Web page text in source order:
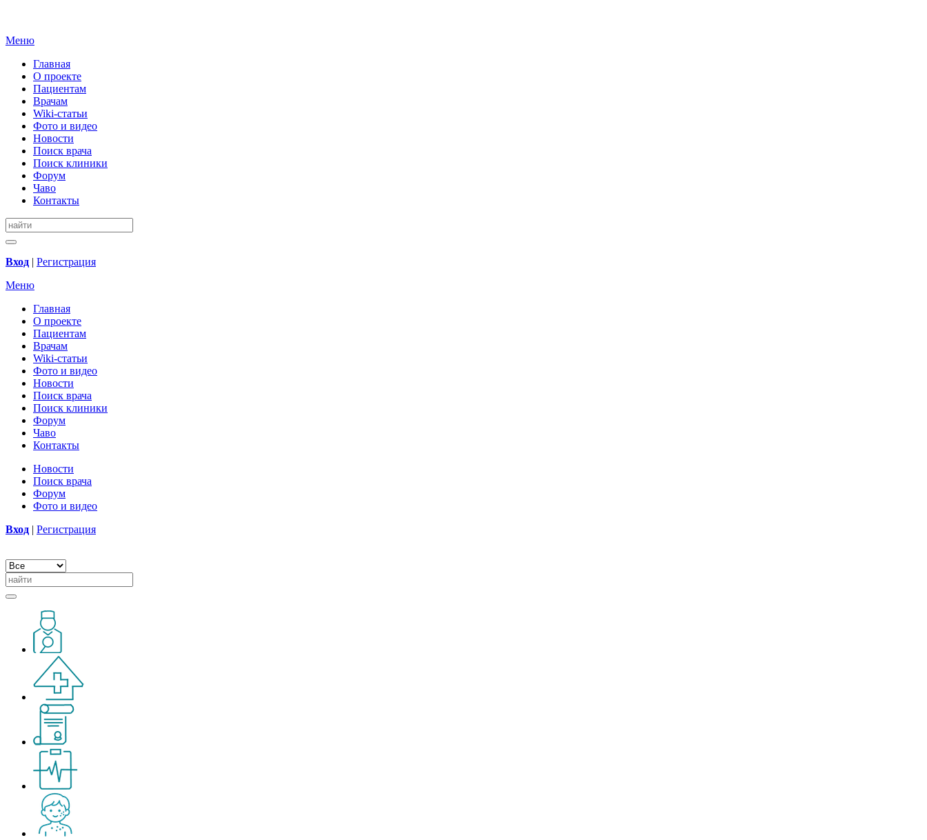
Меню
Главная
О проекте
Пациентам
Врачам
Wiki-статьи
Фото и видео
Новости
Поиск врача
Поиск клиники
Форум
Чаво
Контакты
Вход | Регистрация
Меню
Главная
О проекте
Пациентам
Врачам
Wiki-статьи
Фото и видео
Новости
Поиск врача
Поиск клиники
Форум
Чаво
Контакты
Новости
Поиск врача
Форум
Фото и видео
Вход | Регистрация